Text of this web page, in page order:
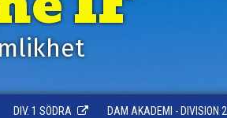
DIV. 1 SÖDRA DAM AKADEMI - DIVISION 2